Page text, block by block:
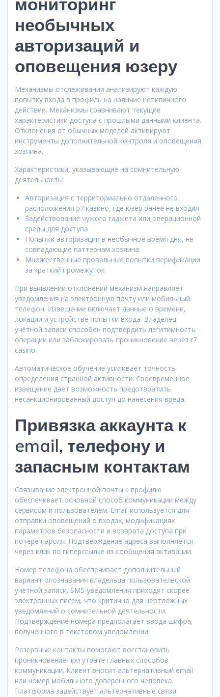
необычных
авторизаций и
оповещения юзеру
Механизмы отслеживания анализируют каждую
попытку входа в профиль на наличие нетипичного
действия. Механизмы сравнивают текущие
характеристики доступа с прошлыми данными клиента.
Отклонения от обычных моделей активируют
инструменты дополнительной контроля и оповещения
хозяина.
Характеристики, указывающие на сомнительную
деятельность:
Авторизация с территориально отдаленного
расположения р7 казино, где юзер ранее не входил
Задействование чужого гаджета или операционной
среды для доступа
Попытки авторизации в необычное время дня, не
совпадающие паттернам хозяина
Множественные провальные попытки верификации
за краткий промежуток
При выявлении отклонений механизм направляет
уведомления на электронную почту или мобильный
телефон. Извещение включает данные о времени,
локации и устройстве попытки входа. Владелец
учётной записи способен подтвердить легитимность
операции или заблокировать проникновение через r7
casino.
Автоматическое обучение усиливает точность
определения странной активности. Своевременное
извещение даёт возможность предотвратить
несанкционированный доступ до нанесения вреда.
Привязка аккаунта к
email, телефону и
запасным контактам
Связывание электронной почты к профилю
обеспечивает основной способ коммуникации между
сервисом и пользователем. Email используется для
отправки оповещений о входах, модификациях
параметров безопасности и возврата доступа при
потере пароля. Подтверждение адреса выполняется
через клик по гиперссылке из сообщения активации.
Номер телефона обеспечивает дополнительный
вариант опознавания владельца пользовательской
учётной записи. SMS-уведомления приходят скорее
электронных писем, что критично для неотложных
уведомлений о сомнительной деятельности.
Подтверждение номера предполагает ввода шифра,
полученного в текстовом уведомлении.
Резервные контакты помогают восстановить
проникновение при утрате главных способов
коммуникации. Клиент вносит альтернативный email
или номер мобильного доверенного человека.
Платформа задействует альтернативные связи